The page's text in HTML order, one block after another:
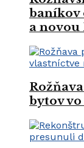
baníkov
a novou
bytov